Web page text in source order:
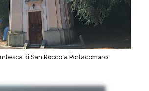
di San Rocco a Portacomaro